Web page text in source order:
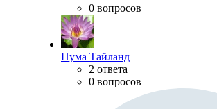
0 вопросов
Пума Тайланд
2 ответа
0 вопросов